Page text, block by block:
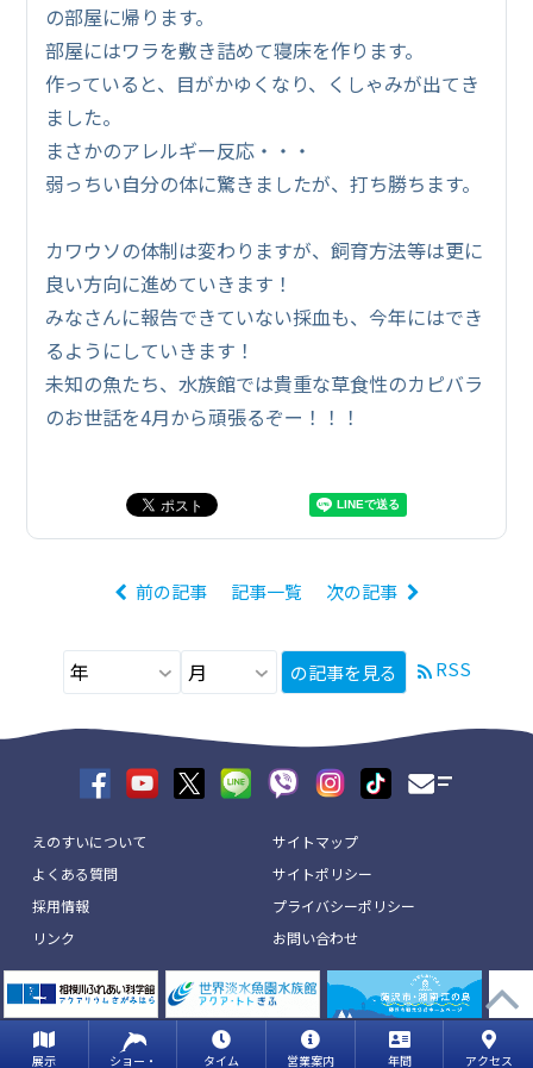
展示 ショー・ タイム 営業案内 年間 アクセス
の部屋に帰ります。
部屋にはワラを敷き詰めて寝床を作ります。
作っていると、目がかゆくなり、くしゃみが出てき
ました。
まさかのアレルギー反応・・・
弱っちい自分の体に驚きましたが、打ち勝ちます。
カワウソの体制は変わりますが、飼育方法等は更に
良い方向に進めていきます！
みなさんに報告できていない採血も、今年にはでき
るようにしていきます！
未知の魚たち、水族館では貴重な草食性のカピバラ
のお世話を4月から頑張るぞー！！！
前の記事 記事一覧 次の記事
の記事を見る RSS
えのすいについて
よくある質問
採用情報
リンク
サイトマップ
サイトポリシー
プライバシーポリシー
お問い合わせ